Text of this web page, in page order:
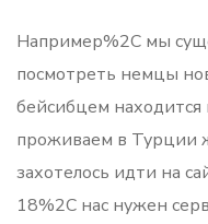
Например%2C мы
посмотреть немцы
бейсибцем
проживаем в Турции
захотелось идти на
18%2C нас нужен